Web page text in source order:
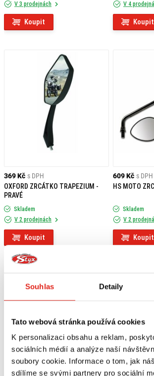
Souhlas Detaily
Tato webová stránka používá cookies
K personalizaci obsahu a reklam,
sociálních médií a analýze naší
soubory cookie. Informace o tom, jak
sdílíme se svými partnery pro sociální
V 3 prodejnách
Koupit
V 4
Koupit
369 Kč s DPH
OXFORD ZRCÁTKO TRAPEZIUM -
PRAVÉ
Skladem
V 2 prodejnách
Koupit
609 Kč s DPH
HS MOTO
Skladem
V 2
Koupit